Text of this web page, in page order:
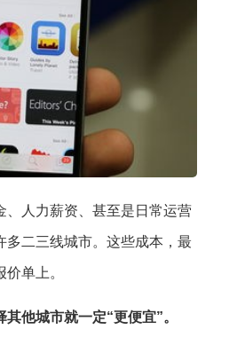
、人力薪资、甚至是日常运营
多二三线城市。这些成本，最
单上。
他城市就一定“更便宜”。